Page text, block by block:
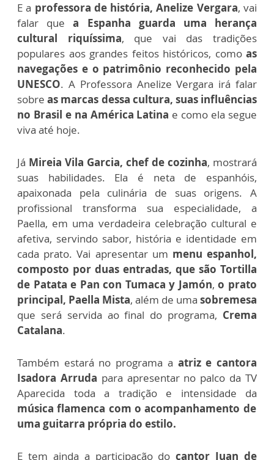
E a professora de história, Anelize Vergara, vai
falar quea Espanha guarda uma herança
cultural riquíssima, que vai das tradições
populares aos grandes feitos históricos, como as
navegações e o patrimônio reconhecido pela
UNESCO. A Professora Anelize Vergara irá falar
sobreas marcas dessa cultura, suas influências
no Brasil e na América Latina e como ela segue
viva até hoje.
Já Mireia Vila Garcia, chef de cozinha, mostrará
suas habilidades. Ela é neta de espanhóis,
apaixonada pela culinária de suas origens. A
profissional transforma sua especialidade, a
Paella, em uma verdadeira celebração cultural e
afetiva, servindo sabor, história e identidade em
cada prato. Vai apresentar um menu espanhol,
composto por duas entradas, que são Tortilla
de Patata e Pan con Tumaca y Jamón,o prato
principal, Paella Mista, além de uma sobremesa
que será servida ao final do programa, Crema
Catalana.
Também estará no programa a atriz e cantora
Isadora Arruda para apresentar no palco da TV
Aparecida
toda a tradição e intensidade da
música flamenca com o acompanhamento de
uma guitarra própria do estilo.
E tem ainda a participação do cantor Juan de